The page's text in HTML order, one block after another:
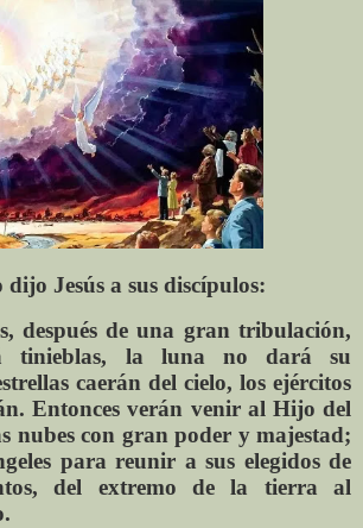
Jesús a sus discípulos:
después de una gran tribulación,
tinieblas, la luna no dará su
caerán del cielo, los ejércitos
Entonces verán venir al Hijo del
nubes con gran poder y majestad;
para reunir a sus elegidos de
del extremo de la tierra al